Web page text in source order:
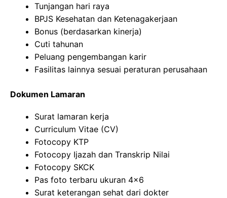
Tunjangan hari raya
BPJS Kesehatan dan Ketenagakerjaan
Bonus (berdasarkan kinerja)
Cuti tahunan
Peluang pengembangan karir
Fasilitas lainnya sesuai peraturan perusahaan
Dokumen Lamaran
Surat lamaran kerja
Curriculum Vitae (CV)
Fotocopy KTP
Fotocopy Ijazah dan Transkrip Nilai
Fotocopy SKCK
Pas foto terbaru ukuran 4×6
Surat keterangan sehat dari dokter